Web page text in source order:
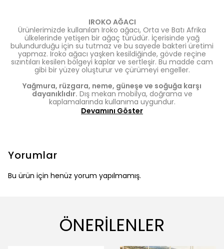
IROKO AĞACI
Ürünlerimizde kullanılan Iroko ağacı, Orta ve Batı Afrika
ülkelerinde yetişen bir ağaç türüdür. İçerisinde yağ
bulundurduğu için su tutmaz ve bu sayede bakteri üretimi
yapmaz. Iroko ağacı yaşken kesildiğinde, gövde reçine
sızıntıları kesilen bölgeyi kaplar ve sertleşir. Bu madde cam
gibi bir yüzey oluşturur ve çürümeyi engeller.
Yağmura, rüzgara, neme, güneşe ve soğuğa karşı
dayanıklıdır. Dış mekan mobilya, doğrama ve
kaplamalarında kullanıma uygundur.
Devamını Göster
Yorumlar
Bu ürün için henüz yorum yapılmamış.
ÖNERİLENLER